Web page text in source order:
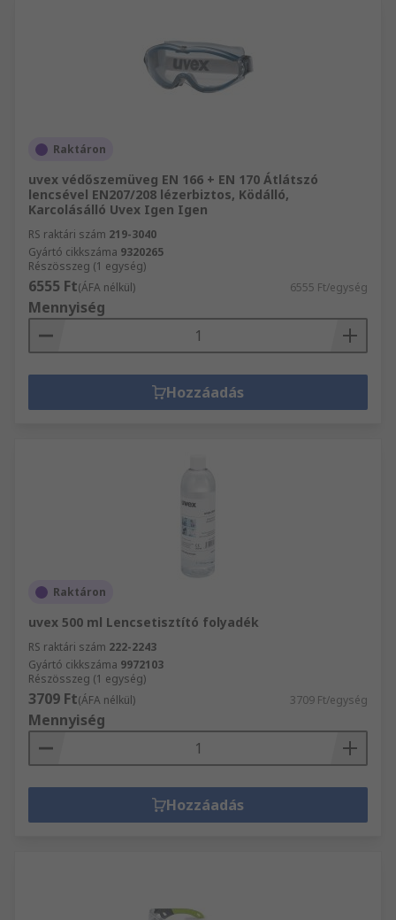
Raktáron
uvex védőszemüveg EN 166 + EN 170 Átlátszó
lencsével EN207/208 lézerbiztos, Ködálló,
Karcolásálló Uvex Igen Igen
RS raktári szám 219-3040
Gyártó cikkszáma 9320265
Részösszeg (1 egység)
6555 Ft(ÁFA nélkül) 6555 Ft/egység
Mennyiség
Hozzáadás
Raktáron
uvex 500 ml Lencsetisztító folyadék
RS raktári szám 222-2243
Gyártó cikkszáma 9972103
Részösszeg (1 egység)
3709 Ft(ÁFA nélkül) 3709 Ft/egység
Mennyiség
Hozzáadás